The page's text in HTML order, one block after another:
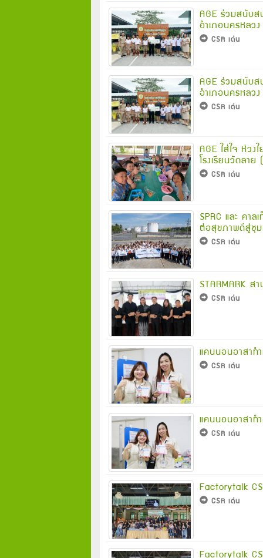
AGE ร่วมสนับส
อำเภอนครหลวง
CSR เด่น
AGE ร่วมสนับส
อำเภอนครหลวง
CSR เด่น
AGE ใส่ใจ ห่ว
โรงเรียนวัดล
CSR เด่น
SPRC และ คา
ต่อสุขภาพดีสู่ชุ
CSR เด่น
STARMARK
CSR เด่น
แคนนอนอาสาท
CSR เด่น
แคนนอนอาสาท
CSR เด่น
Factorytalk
CSR เด่น
Factorytalk